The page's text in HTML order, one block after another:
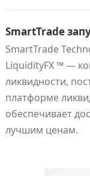
SmartTrade
SmartTrade
LiquidityFX ™ —
ликвидности,
платформе
обеспечивает
лучшим ценам.